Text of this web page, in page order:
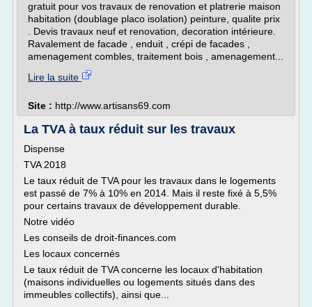
gratuit pour vos travaux de renovation et platrerie maison
habitation (doublage placo isolation) peinture, qualite prix
. Devis travaux neuf et renovation, decoration intérieure.
Ravalement de facade , enduit , crépi de facades ,
amenagement combles, traitement bois , amenagement...
Lire la suite
Site : http://www.artisans69.com
La TVA à taux réduit sur les travaux
Dispense
TVA 2018
Le taux réduit de TVA pour les travaux dans le logements
est passé de 7% à 10% en 2014. Mais il reste fixé à 5,5%
pour certains travaux de développement durable.
Notre vidéo
Les conseils de droit-finances.com
Les locaux concernés
Le taux réduit de TVA concerne les locaux d'habitation
(maisons individuelles ou logements situés dans des
immeubles collectifs), ainsi que...